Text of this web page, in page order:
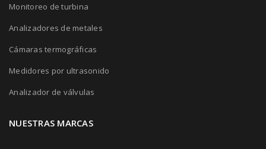
Monitoreo de turbina
Analizadores de metales
Cámaras termográficas
Medidores por ultrasonido
Analizador de válvulas
NUESTRAS MARCAS